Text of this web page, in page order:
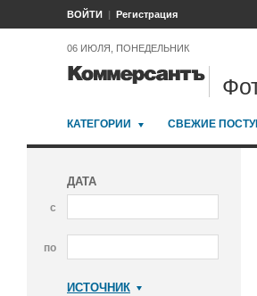
ВОЙТИ Регистрация
06 ИЮЛЯ, ПОНЕДЕЛЬНИК
КАТЕГОРИИ СВЕЖИЕ
ДАТА
с
по
ИСТОЧНИК